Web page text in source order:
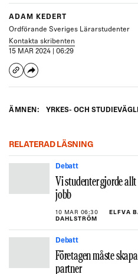
ADAM KEDERT
Ordförande Sveriges Lärarstudenter
Kontakta skribenten
15 MAR 2024 | 06:29
ÄMNEN: YRKES- OCH
RELATERAD LÄSNING
Debatt
Vi studenter gjorde
jobb
10 MAR 06:30
ELFVA
DAHLSTRÖM
Debatt
Företagen måste
partner